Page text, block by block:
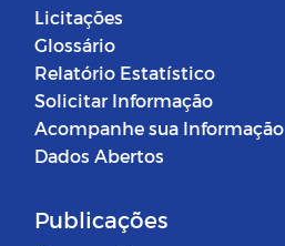
Licitações
Glossário
Relatório Estatístico
Solicitar Informação
Acompanhe sua Informação
Dados Abertos
Publicações